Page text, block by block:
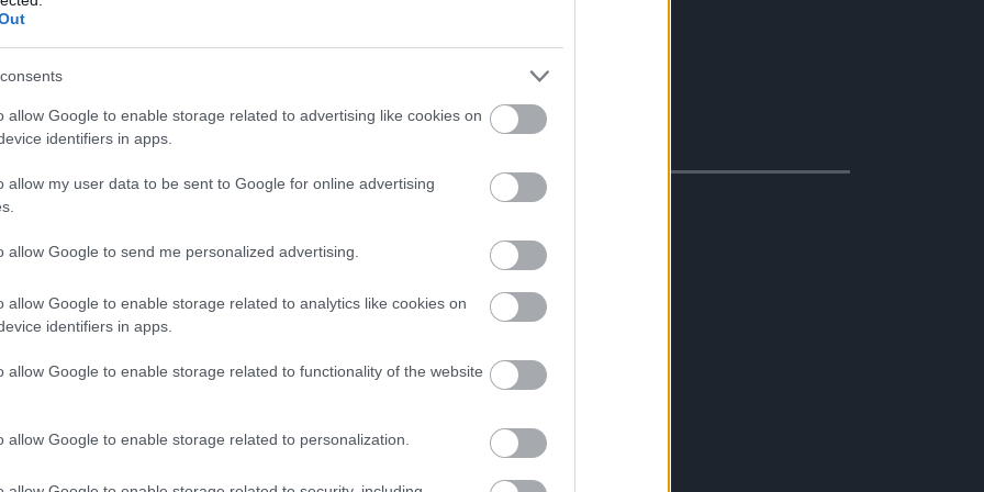
allow Google to enable storage related to advertising like cookies on
identifiers in apps.
allow my user data to be sent to Google for online advertising
allow Google to send me personalized advertising.
allow Google to enable storage related to analytics like cookies on
identifiers in apps.
allow Google to enable storage related to functionality of the website
allow Google to enable storage related to personalization.
valós előnyei – számokkal alátámasztva
növekedés
növekedés : 10-40% – rugalmasabb motor, kevesebb váltás
: 5-15% (pl. 5,9 liter → 5,2 liter/100 km)
✅ Dinamikusabb gyorsulás, jobb gázpedál-reakció
előzés, alacsonyabb fordulatszámon is erős motor
nő a károsanyag-kibocsátás, a diagnosztika zavartalan
→ Olvassa el részletesen a chiptuning oldalunkat